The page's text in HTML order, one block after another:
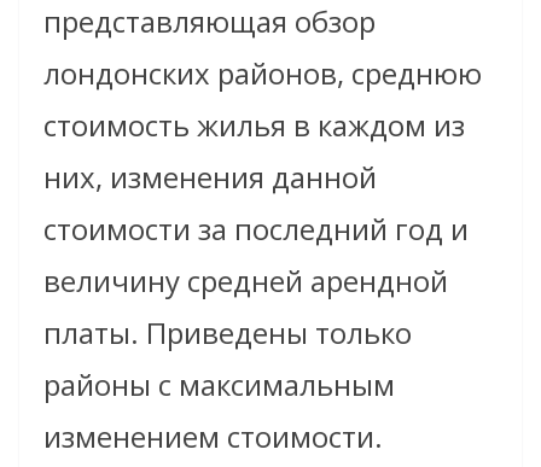
представляющая обзор
лондонских районов, среднюю
стоимость жилья в каждом из
них, изменения данной
стоимости за последний год и
величину средней арендной
платы. Приведены только
районы с максимальным
изменением стоимости.